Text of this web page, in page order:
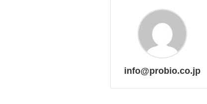
info@probio.co.jp